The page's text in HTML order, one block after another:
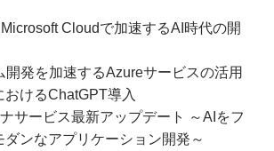
Microsoft Cloudで加速するAI時代の開
開発を加速するAzureサービスの活用
おけるChatGPT導入
サービス最新アップデート ～AIをフ
ダンなアプリケーション開発～